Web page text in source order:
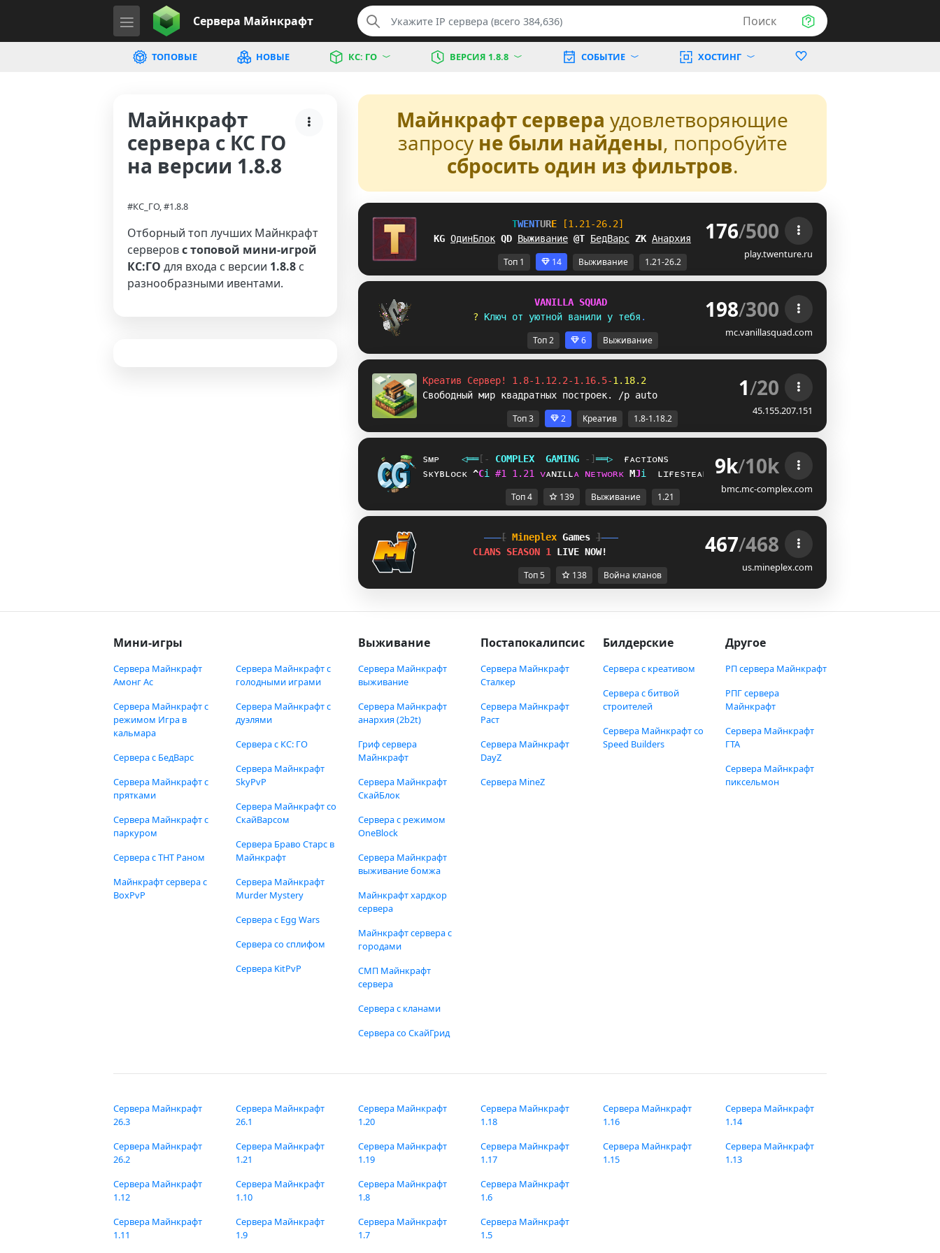
Сервера Майнкрафт Поиск
ТОПОВЫЕ НОВЫЕ КС: ГО ВЕРСИЯ 1.8.8 СОБЫТИЕ ХОСТИНГ
Майнкрафт
сервера с КС ГО
на версии 1.8.8
#КС_ГО, #1.8.8
Отборный топ лучших Майнкрафт
серверовс топовой мини-игрой
КС:ГО для входа с версии 1.8.8 с
разнообразными ивентами.
Майнкрафт сервера удовлетворяющие
запросу не были найдены, попробуйте
сбросить один из фильтров.
TWENTURE
[1.21-26.2]
B^ ОдинБлок [] Выживание YX БедВарс YJ Анархия 176/500
play.twenture.ru
Топ 1 14 Выживание 1.21-26.2
VANIL L A SQUAD
? Ключ от уютной ванили у тебя . 198/300
mc.vanillasquad.com
Топ 2 6 Выживание
Креатив Сервер! 1.8-1.12.2-1.16.5-1.18.2
Свободный мир квадратных построек. /p auto
1/20
45.155.207.151
Топ 3 2 Креатив 1.8-1.18.2
sᴍᴘ ◁══[‐ COMPL EX GAMING ‐]══▷
ғᴀᴄᴛɪᴏɴs
sᴋʏʙʟᴏᴄᴋ EOi #1 1 . 21 ᴠᴀɴɪʟʟᴀ ɴᴇᴛᴡᴏʀᴋ @_i ʟɪғᴇsᴛᴇᴀʟ 9k/10k
bmc.mc-complex.com
Топ 4 139 Выживание 1.21
[ Mineplex Games ]
CLANS SEASON 1 LIVE NOW! 467/468
us.mineplex.com
Топ 5 138 Война кланов
Мини-игры
Сервера Майнкрафт
Амонг Ас
Сервера Майнкрафт с
режимом Игра в
кальмара
Сервера с БедВарс
Сервера Майнкрафт с
прятками
Сервера Майнкрафт с
паркуром
Сервера с ТНТ Раном
Майнкрафт сервера с
BoxPvP
Сервера Майнкрафт с
голодными играми
Сервера Майнкрафт с
дуэлями
Сервера с КС: ГО
Сервера Майнкрафт
SkyPvP
Сервера Майнкрафт со
СкайВарсом
Сервера Браво Старс в
Майнкрафт
Сервера Майнкрафт
Murder Mystery
Сервера с Egg Wars
Сервера со сплифом
Сервера KitPvP
Выживание
Сервера Майнкрафт
выживание
Сервера Майнкрафт
анархия (2b2t)
Гриф сервера
Майнкрафт
Сервера Майнкрафт
СкайБлок
Сервера с режимом
OneBlock
Сервера Майнкрафт
выживание бомжа
Майнкрафт хардкор
сервера
Майнкрафт сервера с
городами
СМП Майнкрафт
сервера
Сервера с кланами
Сервера со СкайГрид
Постапокалипсис
Сервера Майнкрафт
Сталкер
Сервера Майнкрафт
Раст
Сервера Майнкрафт
DayZ
Сервера MineZ
Билдерские
Сервера с креативом
Сервера с битвой
строителей
Сервера Майнкрафт со
Speed Builders
Другое
РП сервера Майнкрафт
РПГ сервера
Майнкрафт
Сервера Майнкрафт
ГТА
Сервера Майнкрафт
пиксельмон
Сервера Майнкрафт
26.3
Сервера Майнкрафт
26.2
Сервера Майнкрафт
26.1
Сервера Майнкрафт
1.21
Сервера Майнкрафт
1.20
Сервера Майнкрафт
1.19
Сервера Майнкрафт
1.18
Сервера Майнкрафт
1.17
Сервера Майнкрафт
1.16
Сервера Майнкрафт
1.15
Сервера Майнкрафт
1.14
Сервера Майнкрафт
1.13
Сервера Майнкрафт
1.12
Сервера Майнкрафт
1.11
Сервера Майнкрафт
1.10
Сервера Майнкрафт
1.9
Сервера Майнкрафт
1.8
Сервера Майнкрафт
1.7
Сервера Майнкрафт
1.6
Сервера Майнкрафт
1.5